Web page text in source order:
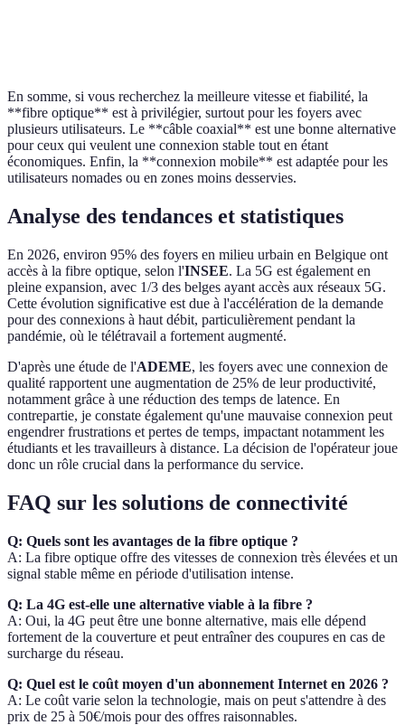
En somme, si vous recherchez la meilleure vitesse et fiabilité, la
**fibre optique** est à privilégier, surtout pour les foyers avec
plusieurs utilisateurs. Le **câble coaxial** est une bonne alternative
pour ceux qui veulent une connexion stable tout en étant
économiques. Enfin, la **connexion mobile** est adaptée pour les
utilisateurs nomades ou en zones moins desservies.
Analyse des tendances et statistiques
En 2026, environ 95% des foyers en milieu urbain en Belgique ont
accès à la fibre optique, selon l'INSEE. La 5G est également en
pleine expansion, avec 1/3 des belges ayant accès aux réseaux 5G.
Cette évolution significative est due à l'accélération de la demande
pour des connexions à haut débit, particulièrement pendant la
pandémie, où le télétravail a fortement augmenté.
D'après une étude de l'ADEME, les foyers avec une connexion de
qualité rapportent une augmentation de 25% de leur productivité,
notamment grâce à une réduction des temps de latence. En
contrepartie, je constate également qu'une mauvaise connexion peut
engendrer frustrations et pertes de temps, impactant notamment les
étudiants et les travailleurs à distance. La décision de l'opérateur joue
donc un rôle crucial dans la performance du service.
FAQ sur les solutions de connectivité
Q: Quels sont les avantages de la fibre optique ?
A: La fibre optique offre des vitesses de connexion très élevées et un
signal stable même en période d'utilisation intense.
Q: La 4G est-elle une alternative viable à la fibre ?
A: Oui, la 4G peut être une bonne alternative, mais elle dépend
fortement de la couverture et peut entraîner des coupures en cas de
surcharge du réseau.
Q: Quel est le coût moyen d'un abonnement Internet en 2026 ?
A: Le coût varie selon la technologie, mais on peut s'attendre à des
prix de 25 à 50€/mois pour des offres raisonnables.